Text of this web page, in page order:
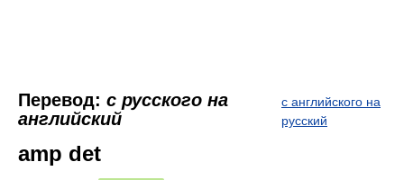
Перевод: с русского на
английский
с английского на
русский
amp det